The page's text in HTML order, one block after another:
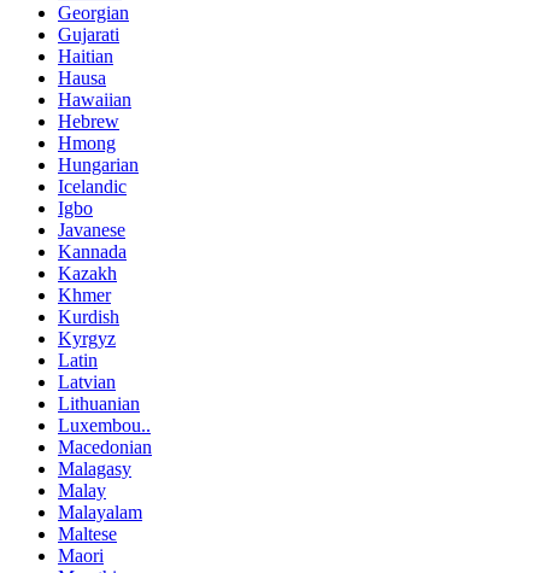
Georgian
Gujarati
Haitian
Hausa
Hawaiian
Hebrew
Hmong
Hungarian
Icelandic
Igbo
Javanese
Kannada
Kazakh
Khmer
Kurdish
Kyrgyz
Latin
Latvian
Lithuanian
Luxembou..
Macedonian
Malagasy
Malay
Malayalam
Maltese
Maori